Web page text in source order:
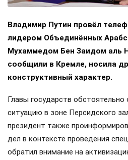
Владимир Путин провёл
лидером Объединённых
Мухаммедом Бен Заидом аль
сообщили в Кремле, носила
конструктивный характер.
Главы государств
ситуацию в зоне Персидского
президент также
дел в контексте проведения
обратил внимание на